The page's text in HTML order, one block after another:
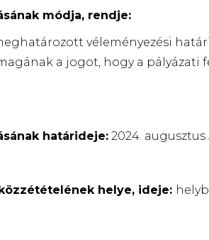
módja, rendje:
véleményezési
a jogot, hogy a pályázati
határideje: 2024. augusztus
helye, ideje: